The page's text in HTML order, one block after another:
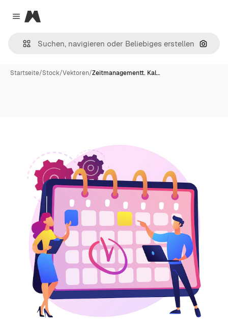
Close menu
Magnific
Nach
Startseite/Stock/Vektoren/Zeitmanagementt. Kal…